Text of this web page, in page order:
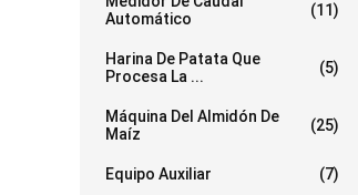
Automático
(11)
Harina De Patata Que
Procesa La ...
(5)
Máquina Del Almidón De
Maíz
(25)
Equipo Auxiliar (7)